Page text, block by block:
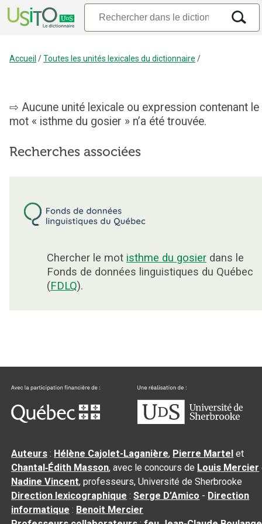
Accueil /Toutes les unités lexicales du dictionnaire /
Aucune unité lexicale ou expression contenant le
mot « isthme du gosier » n’a été trouvée.
Recherches associées
Chercher le mot isthme du gosier dans le
Fonds de données linguistiques du Québec
(FDLQ).
Auteurs : Hélène Cajolet-Laganière, Pierre Martel et
Chantal‑Édith Masson, avec le concours de Louis Mercier
Nadine Vincent, professeurs, Université de Sherbrooke
Direction lexicographique :Serge D’Amico - Direction
informatique : Benoit Mercier